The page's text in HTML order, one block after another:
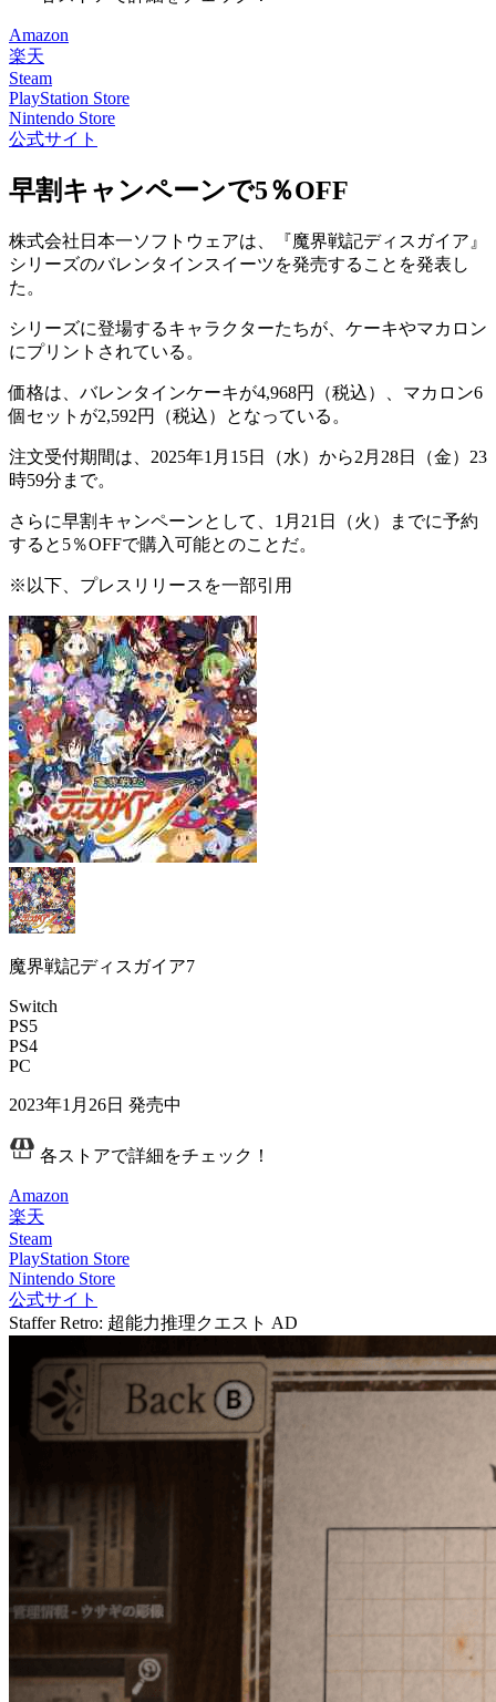
Amazon
楽天
Steam
PlayStation Store
Nintendo Store
公式サイト
早割キャンペーンで5％OFF
株式会社日本一ソフトウェアは、
『魔界戦記ディスガイア』
シリーズのバレンタインスイーツを発売することを発表し
た。
シリーズに登場するキャラクターたちが、ケーキやマカロン
にプリントされている。
価格は、バレンタインケーキが4,968円（税込）
、マカロン6
個セットが2,592円（税込） となっている。
注文受付期間は、 2025年1月15日（水）から2月28日（金）23
時59分 まで。
さらに早割キャンペーンとして、 1月21日（火）
までに予約
すると 5％OFFで購入可能とのことだ。
※以下、プレスリリースを一部引用
魔界戦記ディスガイア7
Switch
PS5
PS4
PC
2023年1月26日 発売中
各ストアで詳細をチェック！
Amazon
楽天
Steam
PlayStation Store
Nintendo Store
公式サイト
Staffer Retro: 超能力推理クエスト AD